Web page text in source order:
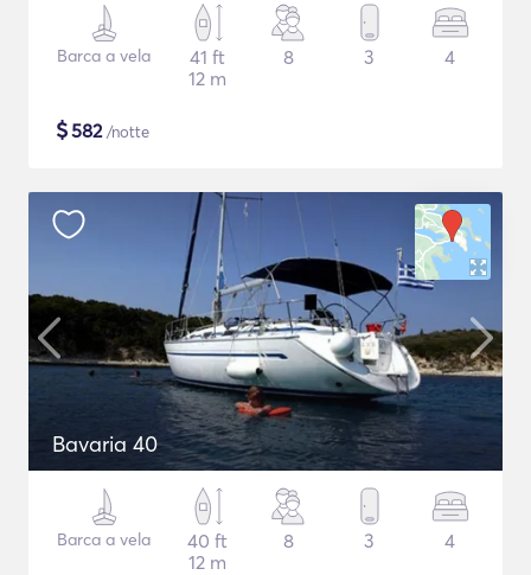
Barca a vela
41 ft
12 m
8 3 4
$582/notte
Bavaria 40
Barca a vela
40 ft
12 m
8 3 4